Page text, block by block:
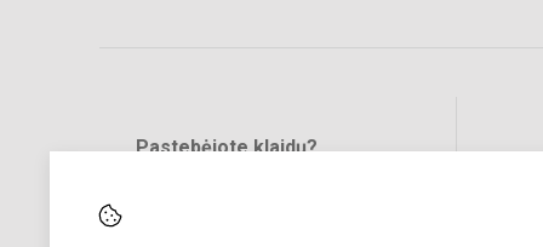
Pastebėjote klaidų?